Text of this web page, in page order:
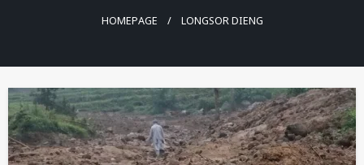
HOMEPAGE LONGSOR DIENG